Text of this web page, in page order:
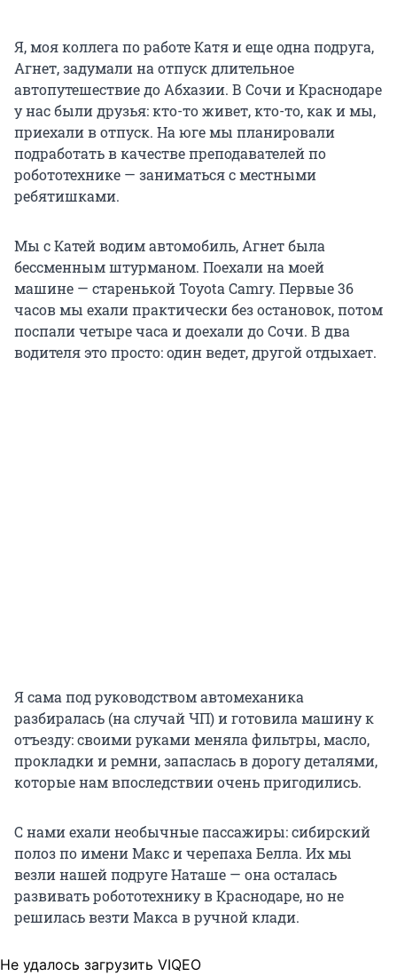
Я, моя коллега по работе Катя и еще одна подруга,
Агнет, задумали на отпуск длительное
автопутешествие до Абхазии. В Сочи и Краснодаре
у нас были друзья: кто-то живет, кто-то, как и мы,
приехали в отпуск. На юге мы планировали
подработать в качестве преподавателей по
робототехнике — заниматься с местными
ребятишками.
Мы с Катей водим автомобиль, Агнет была
бессменным штурманом. Поехали на моей
машине — старенькой Toyota Camry. Первые 36
часов мы ехали практически без остановок, потом
поспали четыре часа и доехали до Сочи. В два
водителя это просто: один ведет, другой отдыхает.
Я сама под руководством автомеханика
разбиралась (на случай ЧП) и готовила машину к
отъезду: своими руками меняла фильтры, масло,
прокладки и ремни, запаслась в дорогу деталями,
которые нам впоследствии очень пригодились.
С нами ехали необычные пассажиры: сибирский
полоз по имени Макс и черепаха Белла. Их мы
везли нашей подруге Наташе — она осталась
развивать робототехнику в Краснодаре, но не
решилась везти Макса в ручной клади.
Не удалось загрузить VIQEO